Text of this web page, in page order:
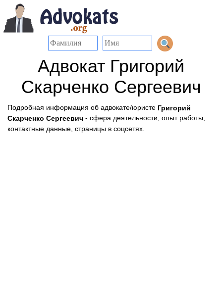
Адвокат Григорий
Скарченко Сергеевич
Подробная информация об адвокате/юристе Григорий
Скарченко Сергеевич - сфера деятельности, опыт работы,
контактные данные, страницы в соцсетях.